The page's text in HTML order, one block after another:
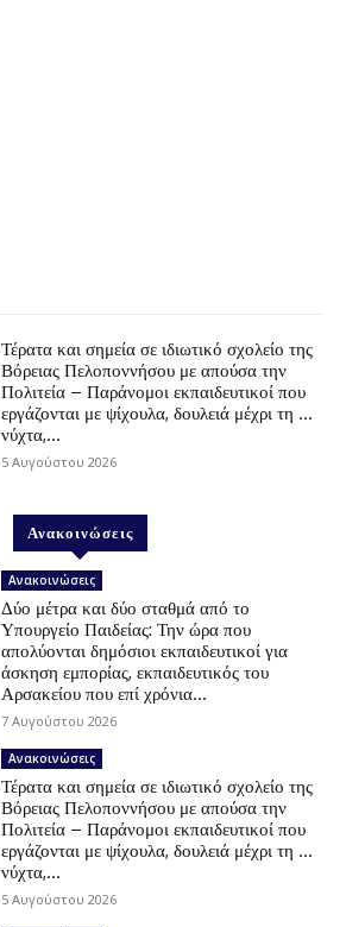
Τέρατα και σημεία σε ιδιωτικό σχολείο της
Βόρειας Πελοποννήσου με απούσα την
Πολιτεία – Παράνομοι εκπαιδευτικοί που
εργάζονται με ψίχουλα, δουλειά μέχρι τη …
νύχτα,...
5 Αυγούστου 2026
Ανακοινώσεις
Ανακοινώσεις
Δύο μέτρα και δύο σταθμά από το
Υπουργείο Παιδείας: Την ώρα που
απολύονται δημόσιοι εκπαιδευτικοί για
άσκηση εμπορίας, εκπαιδευτικός του
Αρσακείου που επί χρόνια...
7 Αυγούστου 2026
Ανακοινώσεις
Τέρατα και σημεία σε ιδιωτικό σχολείο της
Βόρειας Πελοποννήσου με απούσα την
Πολιτεία – Παράνομοι εκπαιδευτικοί που
εργάζονται με ψίχουλα, δουλειά μέχρι τη …
νύχτα,...
5 Αυγούστου 2026